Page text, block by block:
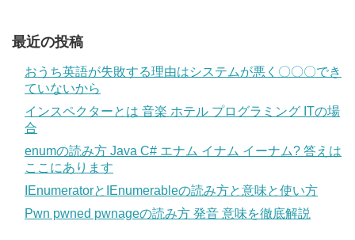
最近の投稿
おうち英語が失敗する理由はシステムが悪く〇〇〇でき
ていないから
インスペクターとは 音楽 ホテル プログラミング ITの場
合
enumの読み方 Java C# エナム イナム イーナム? 答えは
ここにあります
IEnumeratorとIEnumerableの読み方と意味と使い方
Pwn pwned pwnageの読み方 発音 意味を徹底解説